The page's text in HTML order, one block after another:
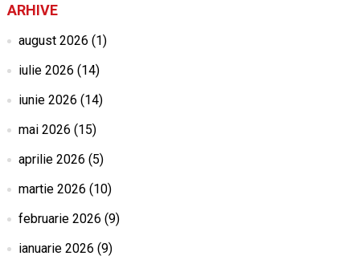
ARHIVE
august 2026 (1)
iulie 2026 (14)
iunie 2026 (14)
mai 2026 (15)
aprilie 2026 (5)
martie 2026 (10)
februarie 2026 (9)
ianuarie 2026 (9)